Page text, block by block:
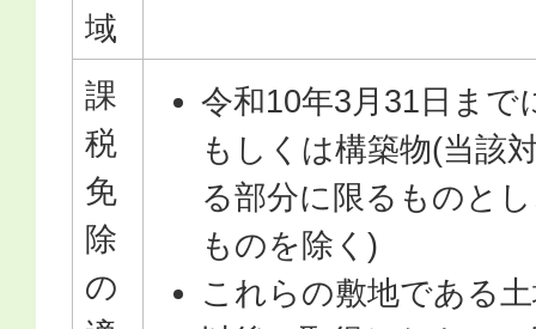
域
課
税
免
除
の
令和10年3月31日まで
もしくは構築物(当該
る部分に限るものと
ものを除く)
これらの敷地である